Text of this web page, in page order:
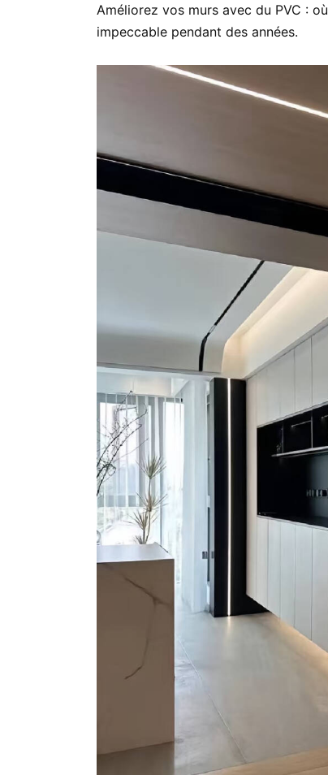
Améliorez vos murs avec du PVC : où
impeccable pendant des années.